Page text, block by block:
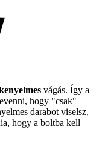
vágás. Így a
hogy "csak"
darabot viselsz,
hogy a boltba kell